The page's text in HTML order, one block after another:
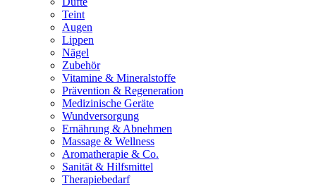
Teint
Augen
Lippen
Nägel
Zubehör
Vitamine & Mineralstoffe
Prävention & Regeneration
Medizinische Geräte
Wundversorgung
Ernährung & Abnehmen
Massage & Wellness
Aromatherapie & Co.
Sanität & Hilfsmittel
Therapiebedarf